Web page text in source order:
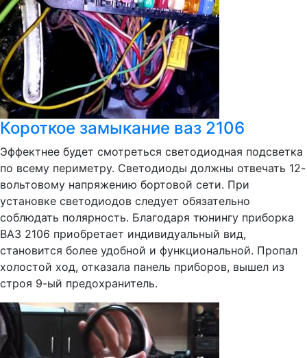
Короткое замыкание ваз 2106
Эффектнее будет смотреться светодиодная подсветка
по всему периметру. Светодиоды должны отвечать 12-
вольтовому напряжению бортовой сети. При
установке светодиодов следует обязательно
соблюдать полярность. Благодаря тюнингу приборка
ВАЗ 2106 приобретает индивидуальный вид,
становится более удобной и функциональной. Пропал
холостой ход, отказала панель приборов, вышел из
строя 9-ый предохранитель.